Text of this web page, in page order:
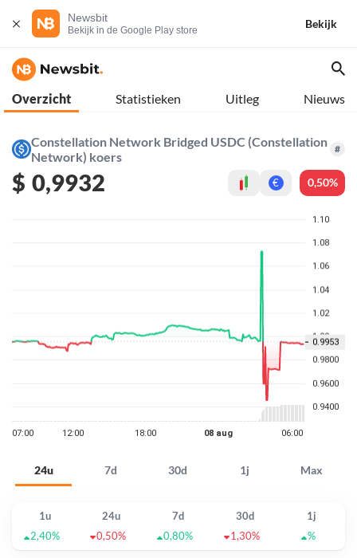
Newsbit
Bekijk in de Google Play store
Bekijk
Overzicht Statistieken Uitleg Nieuws
Constellation Network Bridged USDC (Constellation
Network) koers
#
$ 0,9932 € 0,50%
24u 7d 30d 1j Max
1u 24u 7d 30d
1j
2,40%
0,50% 0,80% 1,30% %